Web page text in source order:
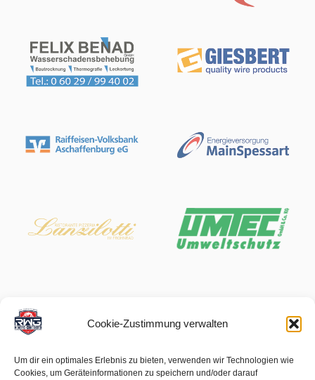
Cookie-Zustimmung verwalten
Um dir ein optimales Erlebnis zu bieten, verwenden wir Technologien wie
Cookies, um Geräteinformationen zu speichern und/oder darauf